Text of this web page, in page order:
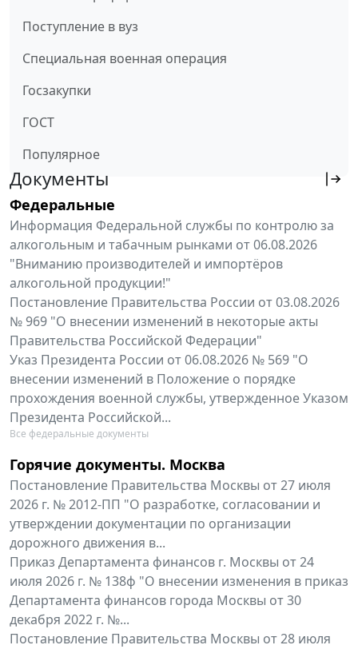
Поступление в вуз
Специальная военная операция
Госзакупки
ГОСТ
Популярное
Документы
Федеральные
Информация Федеральной службы по контролю за
алкогольным и табачным рынками от 06.08.2026
"Вниманию производителей и импортёров
алкогольной продукции!"
Постановление Правительства России от 03.08.2026
№ 969 "О внесении изменений в некоторые акты
Правительства Российской Федерации"
Указ Президента России от 06.08.2026 № 569 "О
внесении изменений в Положение о порядке
прохождения военной службы, утвержденное Указом
Президента Российской...
Все федеральные документы
Горячие документы. Москва
Постановление Правительства Москвы от 27 июля
2026 г. № 2012-ПП "О разработке, согласовании и
утверждении документации по организации
дорожного движения в...
Приказ Департамента финансов г. Москвы от 24
июля 2026 г. № 138ф "О внесении изменения в приказ
Департамента финансов города Москвы от 30
декабря 2022 г. №...
Постановление Правительства Москвы от 28 июля